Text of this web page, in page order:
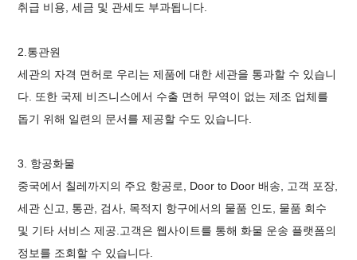
취급 비용, 세금 및 관세도 부과됩니다.
2.통관원
세관의 자격 면허로 우리는 제품에 대한 세관을 통과할 수 있습니
다. 또한 국제 비즈니스에서 수출 면허 무역이 없는 제조 업체를
돕기 위해 일련의 문서를 제공할 수도 있습니다.
3. 항공화물
중국에서 칠레까지의 주요 항공로, Door to Door 배송, 고객 포장,
세관 신고, 통관, 검사, 목적지 항구에서의 물품 인도, 물품 회수
및 기타 서비스 제공. 고객은 웹사이트를 통해 화물 운송 플랫폼의
정보를 조회할 수 있습니다.